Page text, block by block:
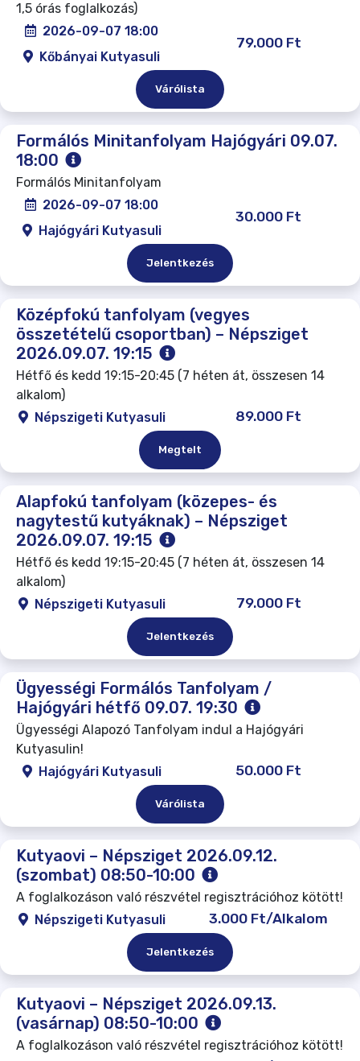
1,5 órás foglalkozás)
2026-09-07 18:00
Kőbányai Kutyasuli
79.000 Ft
Várólista
Formálós Minitanfolyam Hajógyári 09.07.
18:00
Formálós Minitanfolyam
2026-09-07 18:00
Hajógyári Kutyasuli
30.000 Ft
Jelentkezés
Középfokú tanfolyam (vegyes
összetételű csoportban) – Népsziget
2026.09.07. 19:15
Hétfő és kedd 19:15-20:45 (7 héten át, összesen 14
alkalom)
Népszigeti Kutyasuli
89.000 Ft
Megtelt
Alapfokú tanfolyam (közepes- és
nagytestű kutyáknak) – Népsziget
2026.09.07. 19:15
Hétfő és kedd 19:15-20:45 (7 héten át, összesen 14
alkalom)
Népszigeti Kutyasuli
79.000 Ft
Jelentkezés
Ügyességi Formálós Tanfolyam /
Hajógyári hétfő 09.07. 19:30
Ügyességi Alapozó Tanfolyam indul a Hajógyári
Kutyasulin!
Hajógyári Kutyasuli
50.000 Ft
Várólista
Kutyaovi – Népsziget 2026.09.12.
(szombat) 08:50-10:00
A foglalkozáson való részvétel regisztrációhoz kötött!
Népszigeti Kutyasuli
3.000 Ft/Alkalom
Jelentkezés
Kutyaovi – Népsziget 2026.09.13.
(vasárnap) 08:50-10:00
A foglalkozáson való részvétel regisztrációhoz kötött!